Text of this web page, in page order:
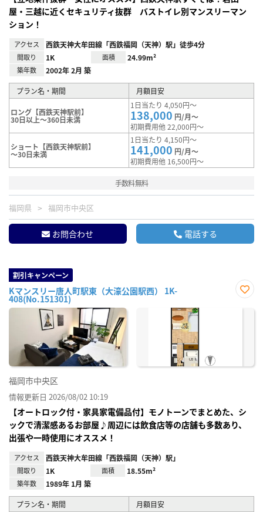
屋・三越に近くセキュリティ抜群 バストイレ別マンスリーマン
ション！
アクセス 西鉄天神大牟田線「西鉄福岡（天神）駅」徒歩4分
間取り 1K 面積 24.99m²
築年数 2002年 2月 築
プラン名・期間 月額目安
ロング【西鉄天神駅前】
30日以上～360日未満
1日当たり 4,050円～
138,000 円/月～
初期費用他 22,000円～
ショート【西鉄天神駅前】
～30日未満
1日当たり 4,150円～
141,000 円/月～
初期費用他 16,500円～
手数料無料
福岡県 福岡市中央区
お問合わせ 電話する
割引キャンペーン
Kマンスリー唐人町駅東（大濠公園駅西） 1K-
408(No.151301)
に入
福岡市中央区
情報更新日 2026/08/02 10:19
【オートロック付・家具家電備品付】モノトーンでまとめた、シ
ックで清潔感あるお部屋♪周辺には飲食店等の店舗も多数あり、
出張や一時使用にオススメ！
アクセス 西鉄天神大牟田線「西鉄福岡（天神）駅」
間取り 1K 面積 18.55m²
築年数 1989年 1月 築
プラン名・期間
月額目安